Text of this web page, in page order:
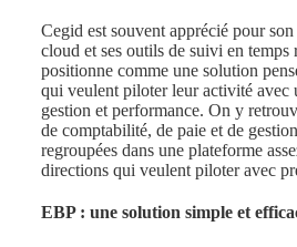
Cegid est souvent apprécié pour
cloud et ses outils de suivi en temps
positionne comme une solution
qui veulent piloter leur activité avec
gestion et performance. On y
de comptabilité, de paie et de
regroupées dans une plateforme
directions qui veulent piloter avec
EBP : une solution simple et